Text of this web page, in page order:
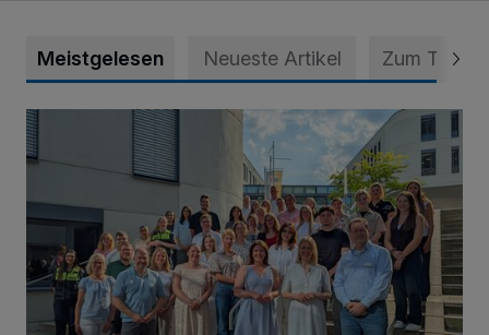
Meistgelesen Neueste Artikel Zum Thema
Junge Leute starten Ausbildung bei der Stadt